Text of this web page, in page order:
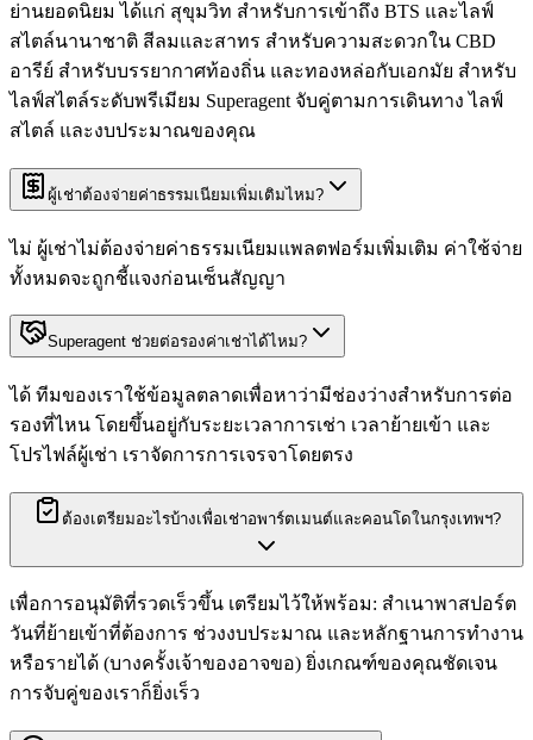
ย่านยอดนิยม ได้แก่ สุขุมวิท สำหรับการเข้าถึง BTS และไลฟ์
สไตล์นานาชาติ สีลมและสาทร สำหรับความสะดวกใน CBD
อารีย์ สำหรับบรรยากาศท้องถิ่น และทองหล่อกับเอกมัย สำหรับ
ไลฟ์สไตล์ระดับพรีเมียม Superagent จับคู่ตามการเดินทาง ไลฟ์
สไตล์ และงบประมาณของคุณ
ผู้เช่าต้องจ่ายค่าธรรมเนียมเพิ่มเติมไหม?
ไม่ ผู้เช่าไม่ต้องจ่ายค่าธรรมเนียมแพลตฟอร์มเพิ่มเติม ค่าใช้จ่าย
ทั้งหมดจะถูกชี้แจงก่อนเซ็นสัญญา
Superagent ช่วยต่อรองค่าเช่าได้ไหม?
ได้ ทีมของเราใช้ข้อมูลตลาดเพื่อหาว่ามีช่องว่างสำหรับการต่อ
รองที่ไหน โดยขึ้นอยู่กับระยะเวลาการเช่า เวลาย้ายเข้า และ
โปรไฟล์ผู้เช่า เราจัดการการเจรจาโดยตรง
ต้องเตรียมอะไรบ้างเพื่อเช่าอพาร์ตเมนต์และคอนโดในกรุงเทพฯ?
เพื่อการอนุมัติที่รวดเร็วขึ้น เตรียมไว้ให้พร้อม: สำเนาพาสปอร์ต
วันที่ย้ายเข้าที่ต้องการ ช่วงงบประมาณ และหลักฐานการทำงาน
หรือรายได้ (บางครั้งเจ้าของอาจขอ) ยิ่งเกณฑ์ของคุณชัดเจน
การจับคู่ของเราก็ยิ่งเร็ว